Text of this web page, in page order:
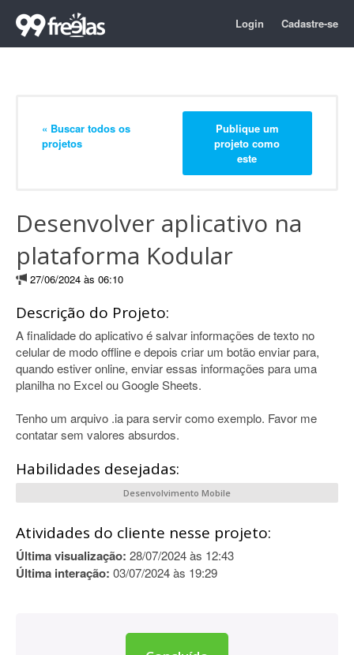
Login Cadastre-se
« Buscar todos os
projetos
Publique um
projeto como
este
Desenvolver aplicativo na
plataforma Kodular
27/06/2024 às 06:10
Descrição do Projeto:
A finalidade do aplicativo é salvar informações de texto no
celular de modo offline e depois criar um botão enviar para,
quando estiver online, enviar essas informações para uma
planilha no Excel ou Google Sheets.
Tenho um arquivo .ia para servir como exemplo. Favor me
contatar sem valores absurdos.
Habilidades desejadas:
Desenvolvimento Mobile
Atividades do cliente nesse projeto:
Última visualização: 28/07/2024 às 12:43
Última interação: 03/07/2024 às 19:29